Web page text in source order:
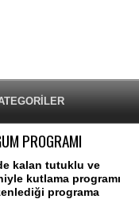
PROGRAMI
kalan tutuklu ve
kutlama programı
programa